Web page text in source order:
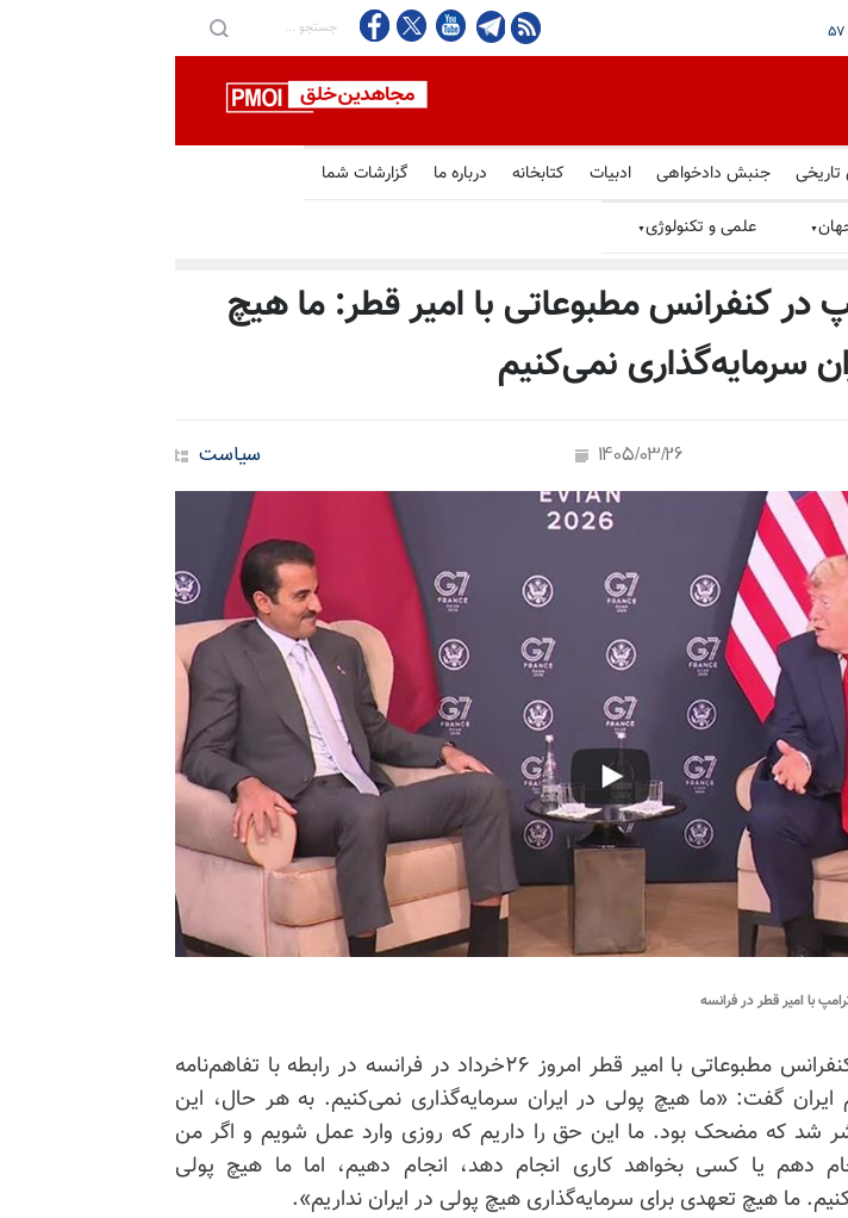
تاریخی جنبش دادخواهی ادبیات کتابخانه درباره ما گزارشات شما
▼ علمی و تکنولوژی▼
در کنفرانس مطبوعاتی با امیر قطر: ما هیچ
سرمایه‌گذاری نمی‌کنیم
سیاست 1405/03/26
با امیر قطر در فرانسه
دونالد ترامپ در کنفرانس مطبوعاتی با امیر قطر امروز ۲۶خرداد در فرانسه در رابطه با تفاهم‌نامه
ایران گفت: «ما هیچ پولی در ایران سرمایه‌گذاری نمی‌کنیم. به هر حال، این
شد که مضحک بود. ما این حق را داریم که روزی وارد عمل شویم و اگر من
دهم یا کسی بخواهد کاری انجام دهد، انجام دهیم، اما ما هیچ پولی
ما هیچ تعهدی برای سرمایه‌گذاری هیچ پولی در ایران نداریم».